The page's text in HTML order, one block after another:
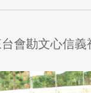
會勘文心信義